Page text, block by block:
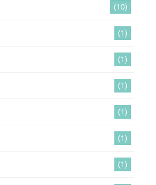
(10)
(1)
(1)
(1)
(1)
(1)
(1)